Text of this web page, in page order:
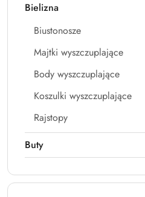
Bielizna
Biustonosze
Majtki wyszczuplające
Body wyszczuplające
Koszulki wyszczuplające
Rajstopy
Buty